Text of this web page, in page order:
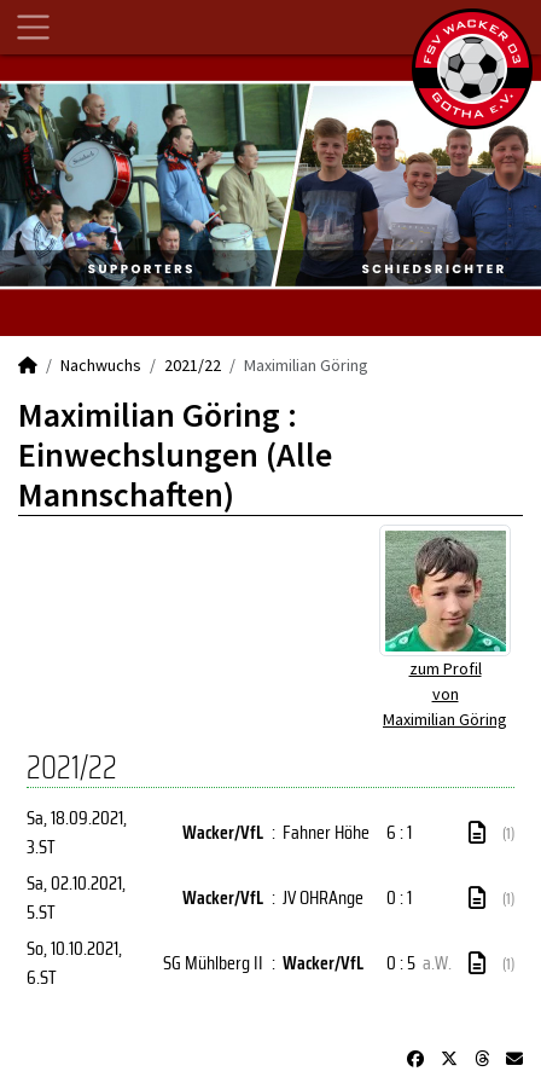
Nachwuchs 2021/22 Maximilian Göring
Maximilian Göring :
Einwechslungen (Alle
Mannschaften)
zum Profil
von
Maximilian Göring
2021/22
Sa, 18.09.2021,
3.ST
Wacker/VfL : Fahner Höhe 6 : 1 (1)
Sa, 02.10.2021,
5.ST
Wacker/VfL : JV OHRAnge 0 : 1 (1)
So, 10.10.2021,
6.ST
SG Mühlberg II : Wacker/VfL 0 : 5 a.W. (1)